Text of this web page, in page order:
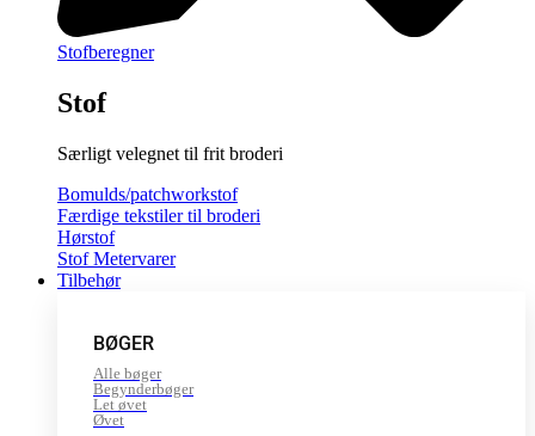
Stofberegner
Stof
Særligt velegnet til frit broderi
Bomulds/patchworkstof
Færdige tekstiler til broderi
Hørstof
Stof Metervarer
Tilbehør
BØGER
Alle bøger
Begynderbøger
Let øvet
Øvet